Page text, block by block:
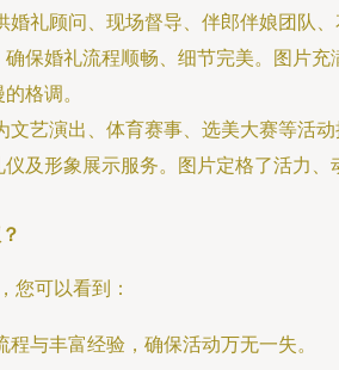
婚礼顾问、现场督导、伴郎伴娘团队、
保婚礼流程顺畅、细节完美。图片充
格调。
文艺演出、体育赛事、选美大赛等活动
及形象展示服务。图片定格了活力、
您可以看到：
程与丰富经验，确保活动万无一失。